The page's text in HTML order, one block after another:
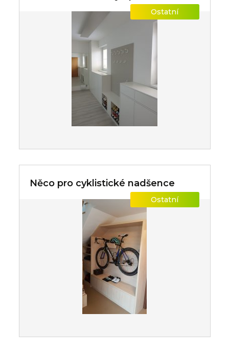
Ostatní
Něco pro cyklistické nadšence
Ostatní